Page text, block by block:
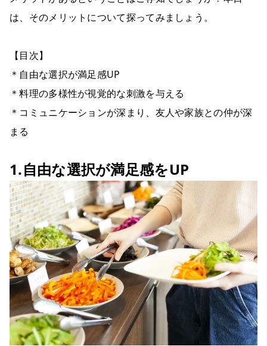
は、そのメリットについて探ってみましょう。
【目次】
＊自由な選択が満足感UP
＊料理の多様性が視覚的な刺激を与える
＊コミュニケーションが深まり、友人や家族との仲が深
まる
1.自由な選択が満足感をUP